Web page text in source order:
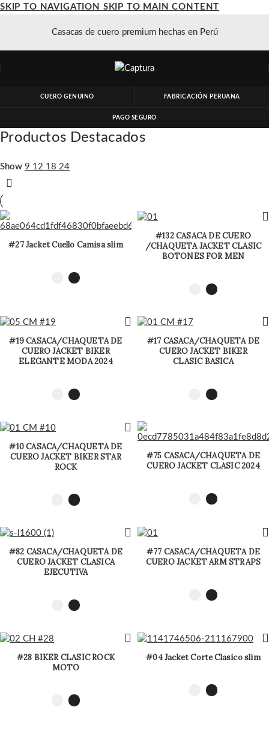
SKIP TO NAVIGATION SKIP TO MAIN CONTENT
Casacas de cuero premium hechas en Perú
CUERO GENUINO FABRICACIÓN PERUANA
PAGO SEGURO
Productos Destacados
Show 9 12 18 24
#27 Jacket Cuello Camisa slim
#132 CASACA DE CUERO
/CHAQUETA JACKET CLASIC
BOTONES FOR MEN
#19 CASACA/CHAQUETA DE
CUERO JACKET BIKER
ELEGANTE MODA 2024
#17 CASACA/CHAQUETA DE
CUERO JACKET BIKER
CLASIC BASICA
#10 CASACA/CHAQUETA DE
CUERO JACKET BIKER STAR
ROCK
#75 CASACA/CHAQUETA DE
CUERO JACKET CLASIC 2024
#82 CASACA/CHAQUETA DE
CUERO JACKET CLASICA
EJECUTIVA
#77 CASACA/CHAQUETA DE
CUERO JACKET ARM STRAPS
#28 BIKER CLASIC ROCK
MOTO
#04 Jacket Corte Clasico slim